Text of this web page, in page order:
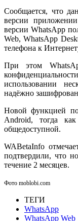
Сообщается, что
версии
версии WhatsApp
Web, WhatsApp
телефона к
При этом
использовании
надёжно
Новой функцией
Android, тогда
общедоступной.
WABetaInfo
подтвердили, что
течение 2 месяцев.
Фото moblobi.com
ТЕГИ
WhatsApp
WhatsApp Web